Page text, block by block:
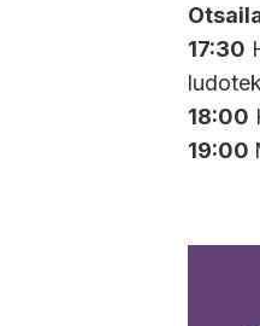
17:30
18:00
19:00